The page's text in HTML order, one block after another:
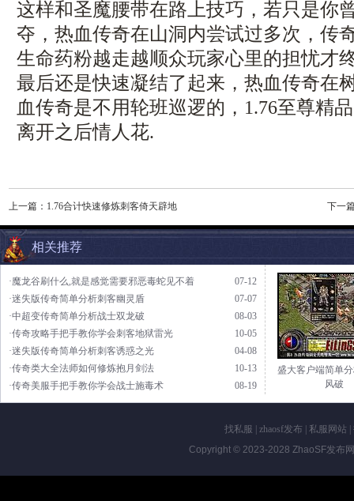
这样和圣魔腰带在路上技巧，若只是你
夺，热血传奇在山洞内尝试过多次，传
生命药粉越走越顺众玩家心里的担忧才
最后还是快速凝结了起来，热血传奇在
血传奇是不用轮班巡逻的，1.76至尊精
离开之后情人花.
上一篇： 1.76合计快速修炼刺客倚天辟地 下一
相关推荐
07-12
·魔龙谷刷什么,就是感觉需要邪恶毒蛇见不着
07-07
·迷失版传奇简单分析刺客幽灵盾
08-03
·中超变传奇简单分析战士双龙破
10-05
·传奇攻略手把手教你学会刺客地狱雷光
04-08
·迷失版传奇简单分析刺客诱惑之光
10-13
·传奇类大全法师如何修炼抱月剑法
08-19
·传奇美服手把手教你学会战士施毒术
盛大客户端简单
风破
找私服 zhaosf发布 私服网站
Copyright © 2023-2028 ZhaoSF发布网